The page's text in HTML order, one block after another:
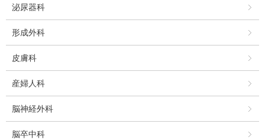
泌尿器科
形成外科
皮膚科
産婦人科
脳神経外科
脳卒中科